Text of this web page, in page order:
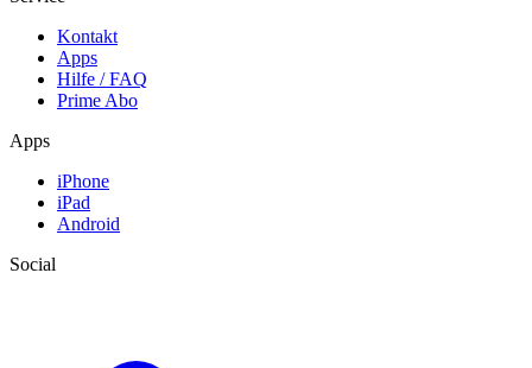
Kontakt
Apps
Hilfe / FAQ
Prime Abo
Apps
iPhone
iPad
Android
Social